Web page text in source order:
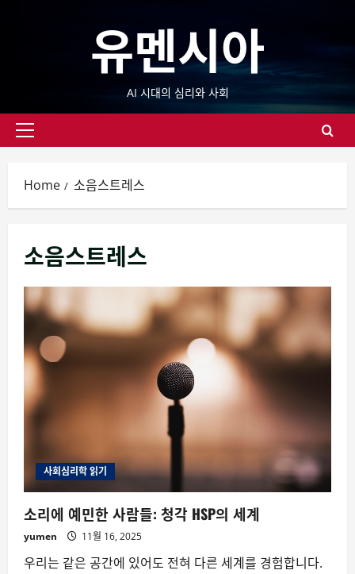
유멘시아
AI 시대의 심리와 사회
Primary
Home 소음스트레스
소음스트레스
사회심리학 읽기
소리에 예민한 사람들: 청각 HSP의 세계
yumen 11월 16, 2025
우리는 같은 공간에 있어도 전혀 다른 세계를 경험합니다.